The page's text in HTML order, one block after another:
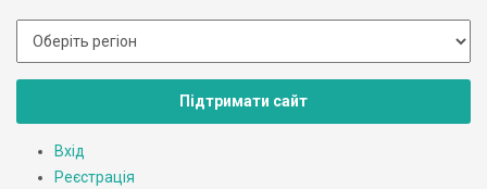
Підтримати сайт
Вхід
Реєстрація